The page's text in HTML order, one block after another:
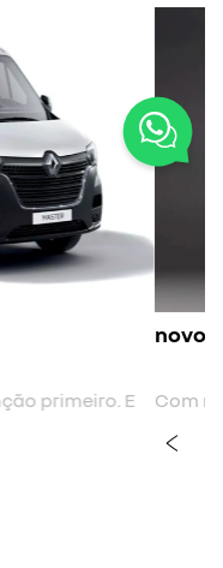
e integrado.